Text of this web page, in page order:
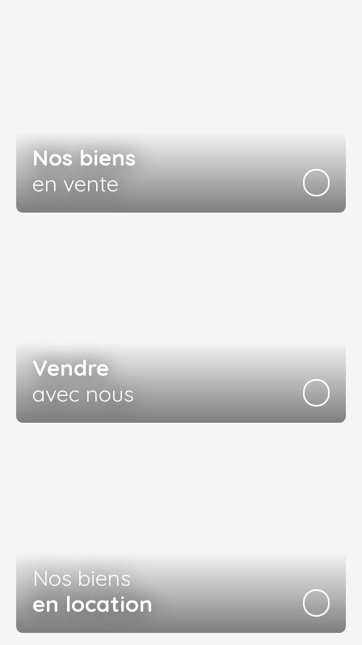
Nos biens
en vente
Vendre
avec nous
Nos biens
en location